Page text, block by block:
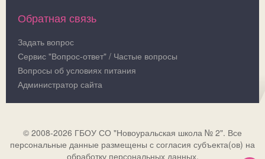
Обратная связь
Задать вопрос
Сервис "Вопрос-ответ" / Частые вопросы
Вопросы об условиях питания
Администратор сайта
© 2008-2026 ГБОУ СО "Новоуральская школа № 2". Все
персональные данные размещены с согласия субъекта(ов) на
обработку персональных данных.